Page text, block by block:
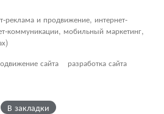
реклама и продвижение, интернет-
коммуникации, мобильный маркетинг,
сайта разработка сайта
В закладки